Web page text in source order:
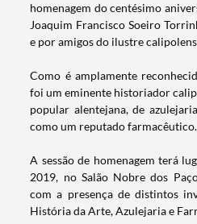
homenagem do centésimo
Joaquim Francisco Soeiro
e por amigos do ilustre
Como é amplamente
foi um eminente historiador
popular alentejana, de
como um reputado farmacêutico.
A sessão de homenagem terá
2019, no Salão Nobre dos
com a presença de distintos
História da Arte, Azulejaria e